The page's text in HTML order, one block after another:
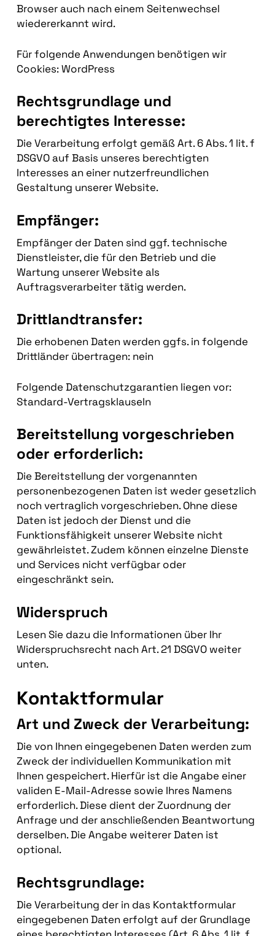
Browser auch nach einem Seitenwechsel
wiedererkannt wird.
Für folgende Anwendungen benötigen wir
Cookies: WordPress
Rechtsgrundlage und
berechtigtes Interesse:
Die Verarbeitung erfolgt gemäß Art. 6 Abs. 1 lit. f
DSGVO auf Basis unseres berechtigten
Interesses an einer nutzerfreundlichen
Gestaltung unserer Website.
Empfänger:
Empfänger der Daten sind ggf. technische
Dienstleister, die für den Betrieb und die
Wartung unserer Website als
Auftragsverarbeiter tätig werden.
Drittlandtransfer:
Die erhobenen Daten werden ggfs. in folgende
Drittländer übertragen: nein
Folgende Datenschutzgarantien liegen vor:
Standard-Vertragsklauseln
Bereitstellung vorgeschrieben
oder erforderlich:
Die Bereitstellung der vorgenannten
personenbezogenen Daten ist weder gesetzlich
noch vertraglich vorgeschrieben. Ohne diese
Daten ist jedoch der Dienst und die
Funktionsfähigkeit unserer Website nicht
gewährleistet. Zudem können einzelne Dienste
und Services nicht verfügbar oder
eingeschränkt sein.
Widerspruch
Lesen Sie dazu die Informationen über Ihr
Widerspruchsrecht nach Art. 21 DSGVO weiter
unten.
Kontaktformular
Art und Zweck der Verarbeitung:
Die von Ihnen eingegebenen Daten werden zum
Zweck der individuellen Kommunikation mit
Ihnen gespeichert. Hierfür ist die Angabe einer
validen E-Mail-Adresse sowie Ihres Namens
erforderlich. Diese dient der Zuordnung der
Anfrage und der anschließenden Beantwortung
derselben. Die Angabe weiterer Daten ist
optional.
Rechtsgrundlage:
Die Verarbeitung der in das Kontaktformular
eingegebenen Daten erfolgt auf der Grundlage